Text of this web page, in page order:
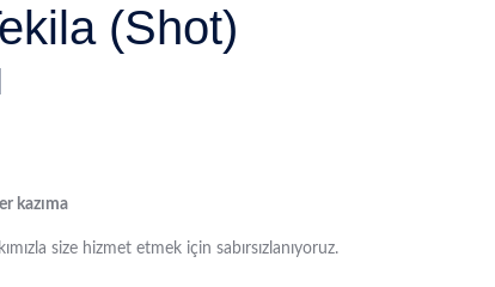
(Shot)
kazıma
size hizmet etmek için sabırsızlanıyoruz.